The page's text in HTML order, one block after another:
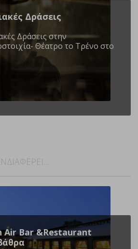
Δράσεις
Δράσεις στην
Θέατρο το Τρένο στο
Air Bar &Restaurant